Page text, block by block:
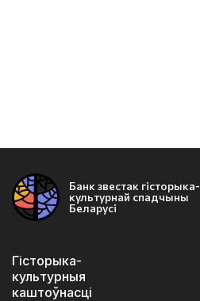
Банк звестак гісторыка-
культурнай спадчыны
Беларусі
Гісторыка-
культурныя
каштоўнасці